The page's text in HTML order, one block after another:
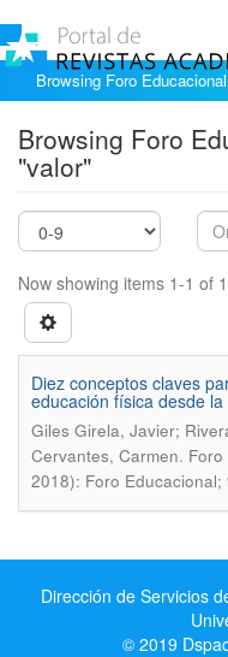
Browsing Foro
Browsing Foro
"valor"
Now showing items 1-1 of 1
Diez conceptos claves
educación fí­sica desde
Giles Girela, Javier;
Cervantes, Carmen.
2018): Foro Educacional;
Dirección de Servicios
© 2019